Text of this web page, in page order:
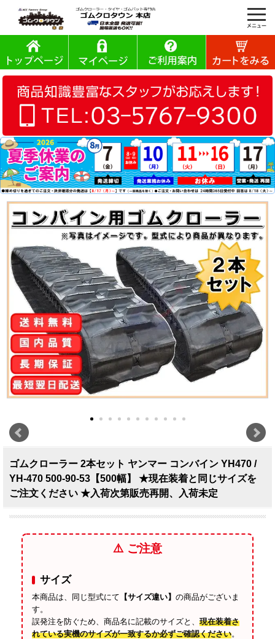
ゴムクローラー 2本セット ヤンマー コンバイン YH470 /
YH-470 500-90-53【500幅】 ★現在装着と同じサイズを
ご注文ください ★入荷次第販売再開、入荷未定
⚠️ ご注意
サイズ
本商品は、同じ型式にて 【サイズ違い】 の商品がございま
す。
誤発注を防ぐため、商品名に記載のサイズと、 現在装着さ
れている実機のサイズが一致するか必ずご確認ください。